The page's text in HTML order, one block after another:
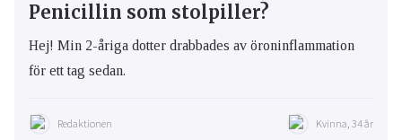
Penicillin som stolpiller?
Hej! Min 2-åriga dotter drabbades av öroninflammation
för ett tag sedan.
Redaktionen Kvinna, 34 år